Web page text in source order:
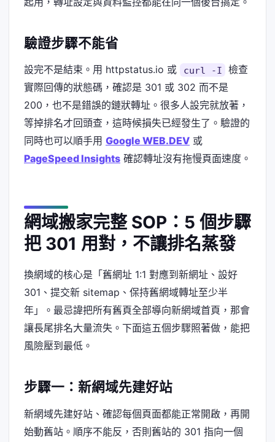
驗證步驟不能省
設完不是結束。用 httpstatus.io 或 curl -I
檢查
實際回傳的狀態碼，確認是 301 或 302 而不是
200，也不是錯誤的鏈狀轉址。很多人設完就放著，
等掉排名才回頭查，這時候損失已經發生了。驗證的
同時也可以順手用 Google WEB.DEV 或
PageSpeed Insights 確認轉址沒有拖慢頁面速度。
網域搬家完整 SOP：5 個步驟
把 301 用對，不讓排名蒸發
換網域的核心是「舊網址 1:1 對應到新網址、設好
301、提交新 sitemap、保持舊網域轉址至少半
年」。最忌諱把所有舊頁全部導向新網域首頁，那會
讓長尾排名大量流失。下面這五個步驟照著做，能把
風險壓到最低。
步驟一：新網域先建好站
新網域先建好站、確認每個頁面都能正常開啟，再開
始動舊站。順序不能反，否則舊站的 301 指向一個